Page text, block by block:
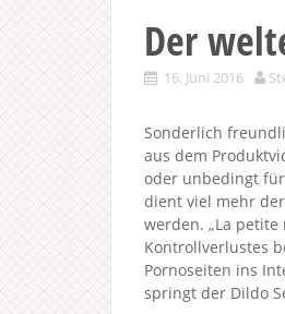
Der
16. Juni 2016
Sonderlich
aus dem
oder unbedingt
dient viel mehr
werden. „La petite
Kontrollverlustes
Pornoseiten ins
springt der Dildo